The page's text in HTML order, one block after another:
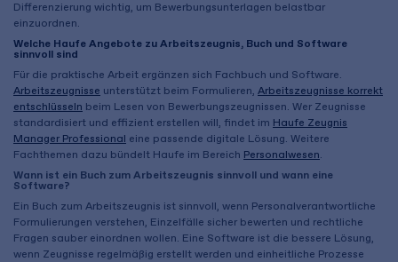
Differenzierung wichtig, um Bewerbungsunterlagen belastbar
einzuordnen.
Welche Haufe Angebote zu Arbeitszeugnis, Buch und Software
sinnvoll sind
Für die praktische Arbeit ergänzen sich Fachbuch und Software.
Arbeitszeugnisse unterstützt beim Formulieren, Arbeitszeugnisse korrekt
entschlüsseln beim Lesen von Bewerbungszeugnissen. Wer Zeugnisse
standardisiert und effizient erstellen will, findet im Haufe Zeugnis
Manager Professional eine passende digitale Lösung. Weitere
Fachthemen dazu bündelt Haufe im Bereich Personalwesen.
Wann ist ein Buch zum Arbeitszeugnis sinnvoll und wann eine
Software?
Ein Buch zum Arbeitszeugnis ist sinnvoll, wenn Personalverantwortliche
Formulierungen verstehen, Einzelfälle sicher bewerten und rechtliche
Fragen sauber einordnen wollen. Eine Software ist die bessere Lösung,
wenn Zeugnisse regelmäßig erstellt werden und einheitliche Prozesse